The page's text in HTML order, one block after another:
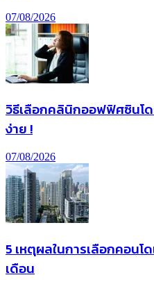
07/08/2026
วิธีเลือกคลินิกออฟฟิศซินโ
ง่าย !
07/08/2026
5 เหตุผลในการเลือกคอน
เดือน